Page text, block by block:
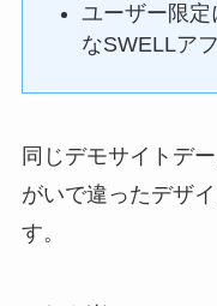
ユーザー限
なSWELLア
同じデモサイトデ
がいで違ったデザ
す。